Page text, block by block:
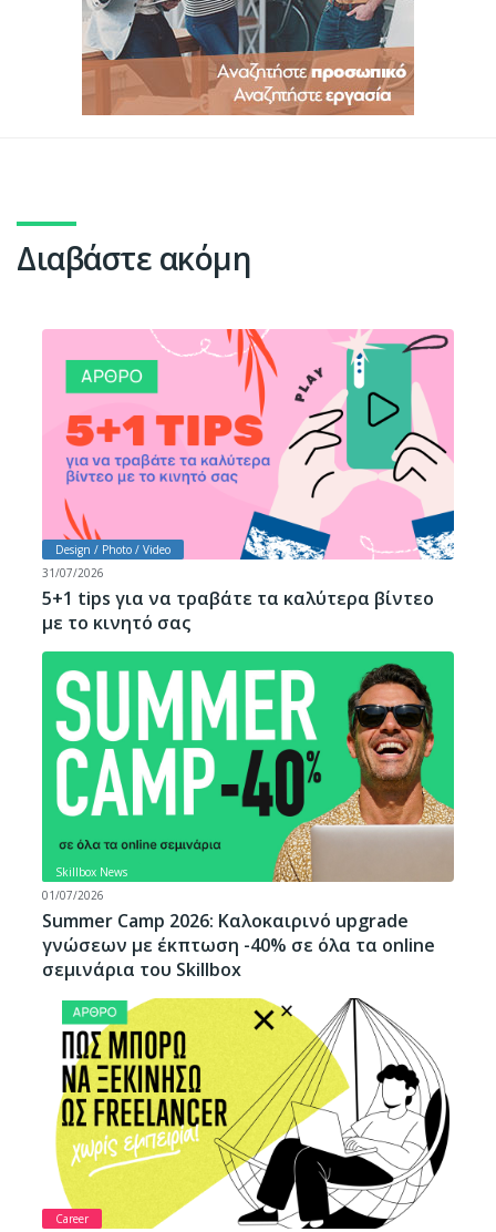
Διαβάστε ακόμη
Design / Photo / Video
31/07/2026
5+1 tips για να τραβάτε τα καλύτερα βίντεο
με το κινητό σας
Skillbox News
01/07/2026
Summer Camp 2026: Καλοκαιρινό upgrade
γνώσεων με έκπτωση -40% σε όλα τα online
σεμινάρια του Skillbox
Career